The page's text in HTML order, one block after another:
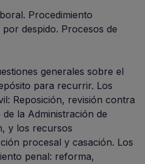
Procedimiento
despido. Procesos de
generales sobre el
para recurrir. Los
Reposición, revisión contra
la Administración de
y los recursos
procesal y casación. Los
penal: reforma,